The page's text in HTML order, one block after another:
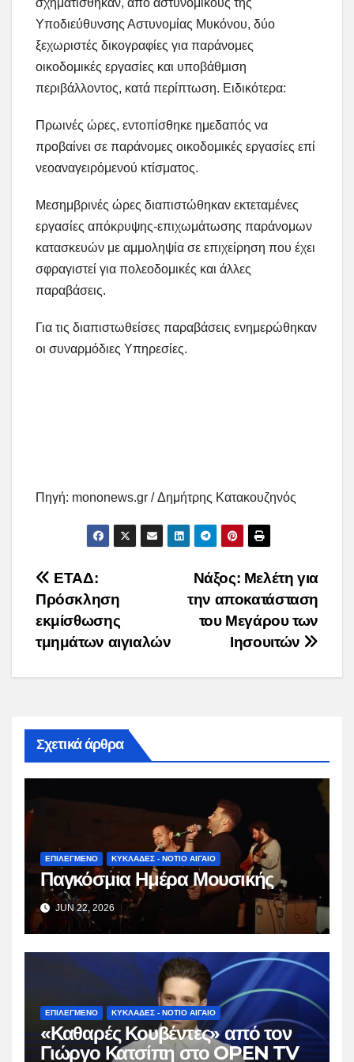
Υποδιεύθυνσης Αστυνομίας Μυκόνου, δύο
ξεχωριστές δικογραφίες για παράνομες
οικοδομικές εργασίες και υποβάθμιση
περιβάλλοντος, κατά περίπτωση. Ειδικότερα:
Πρωινές ώρες, εντοπίσθηκε ημεδαπός να
προβαίνει σε παράνομες οικοδομικές εργασίες επί
νεοαναγειρόμενού κτίσματος.
Μεσημβρινές ώρες διαπιστώθηκαν εκτεταμένες
εργασίες απόκρυψης-επιχωμάτωσης παράνομων
κατασκευών με αμμοληψία σε επιχείρηση που έχει
σφραγιστεί για πολεοδομικές και άλλες
παραβάσεις.
Για τις διαπιστωθείσες παραβάσεις ενημερώθηκαν
οι συναρμόδιες Υπηρεσίες.
Πηγή: mononews.gr / Δημήτρης Κατακουζηνός
Post
navigation
Νάξος: Μελέτη για
την αποκατάσταση
του Μεγάρου των
Ιησουιτών
ΕΤΑΔ:
Πρόσκληση
εκμίσθωσης
τμημάτων αιγιαλών
Σχετικά άρθρα
ΕΠΙΛΕΓΜΕΝΟ ΚΥΚΛΑΔΕΣ - ΝΟΤΙΟ ΑΙΓΑΙΟ
Παγκόσμια Ημέρα Μουσικής
JUN 22, 2026
ΕΠΙΛΕΓΜΕΝΟ ΚΥΚΛΑΔΕΣ - ΝΟΤΙΟ ΑΙΓΑΙΟ
«Καθαρές Κουβέντες» από τον
Γιώργο Κατσίπη στο OPEN TV